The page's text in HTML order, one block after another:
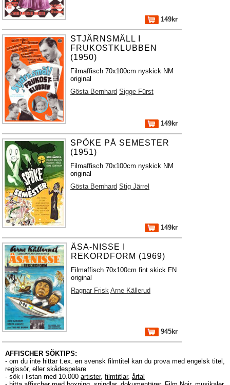
149kr
STJÄRNSMÄLL I
FRUKOSTKLUBBEN
(1950)
Filmaffisch 70x100cm nyskick NM
original
Gösta Bernhard Sigge Fürst
149kr
SPÖKE PÅ SEMESTER
(1951)
Filmaffisch 70x100cm nyskick NM
original
Gösta Bernhard Stig Järrel
149kr
ÅSA-NISSE I
REKORDFORM (1969)
Filmaffisch 70x100cm fint skick FN
original
Ragnar Frisk Arne Källerud
945kr
AFFISCHER SÖKTIPS:
- om du inte hittar t.ex. en svensk filmtitel kan du prova med engelsk titel,
regissör, eller skådespelare
- sök i listan med 10.000 artister, filmtitlar, årtal